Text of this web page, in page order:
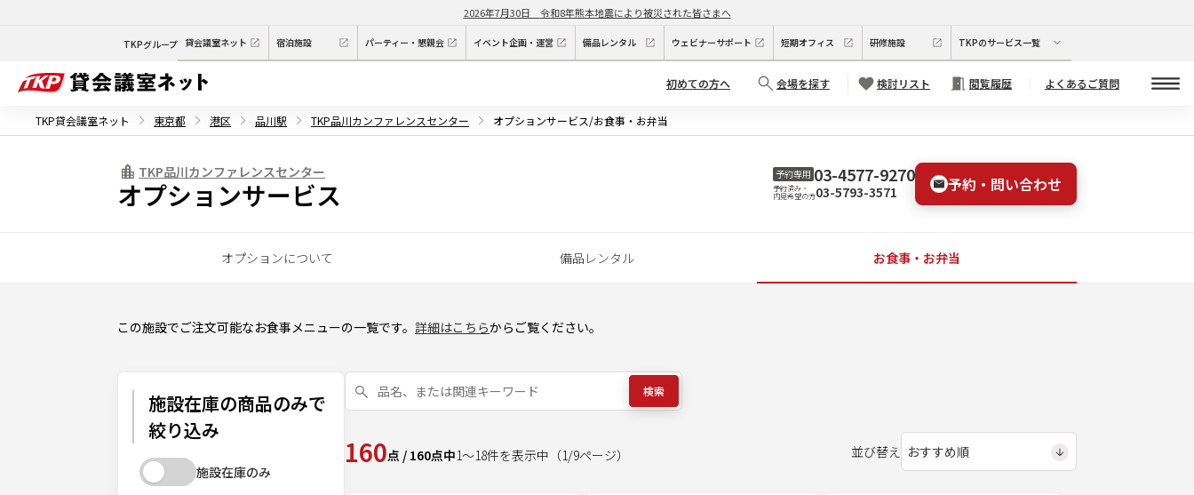
2026年7月30日 令和8年熊本地震により被災された皆さまへ
TKPグループ 貸会議室ネット 宿泊施設 パーティー・懇親会 イベント企画・運営 備品レンタル ウェビナーサポート 短期オフィス 研修施設 TKPのサービス一覧
初めての方へ 会場を探す 検討リスト 閲覧履歴 よくあるご質問
TKP貸会議室ネット 東京都 港区 品川駅 TKP品川カンファレンスセンター オプションサービス/お食事・お弁当
TKP品川カンファレンスセンター
オプションサービス
予約専用 03-4577-9270
予約済み・
内見希望の方03-5793-3571 予約・問い合わせ
オプションについて 備品レンタル お食事・お弁当
この施設でご注文可能なお食事メニューの一覧です。 詳細はこちらからご覧ください。
施設在庫の商品のみで
絞り込み
施設在庫のみ
検索
160点 / 160点中1～18件を表示中 （1/9ページ） 並び替え